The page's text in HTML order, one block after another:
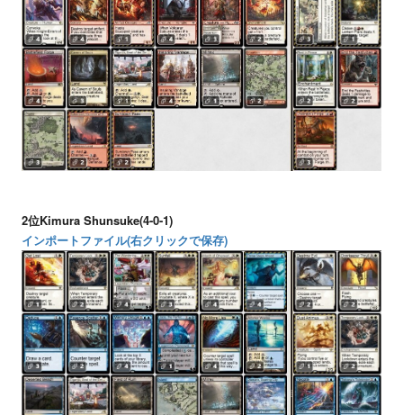
2位Kimura Shunsuke(4-0-1)
インポートファイル(右クリックで保存)